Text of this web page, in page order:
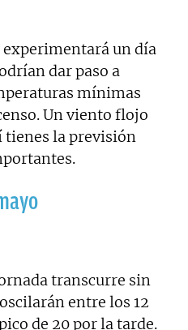
experimentará un día
dar paso a
mínimas
Un viento flojo
tienes la previsión
transcurre sin
entre los 12
de 20 por la tarde.